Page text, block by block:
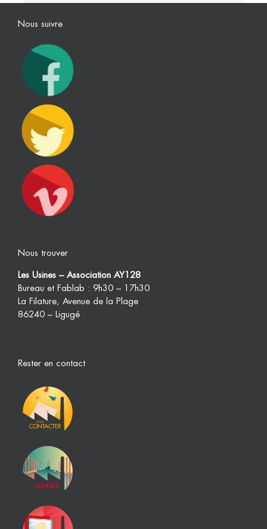
Nous suivre
Nous trouver
Les Usines – Association AY128
Bureau et Fablab : 9h30 – 17h30
La Filature, Avenue de la Plage
86240 – Ligugé
Rester en contact